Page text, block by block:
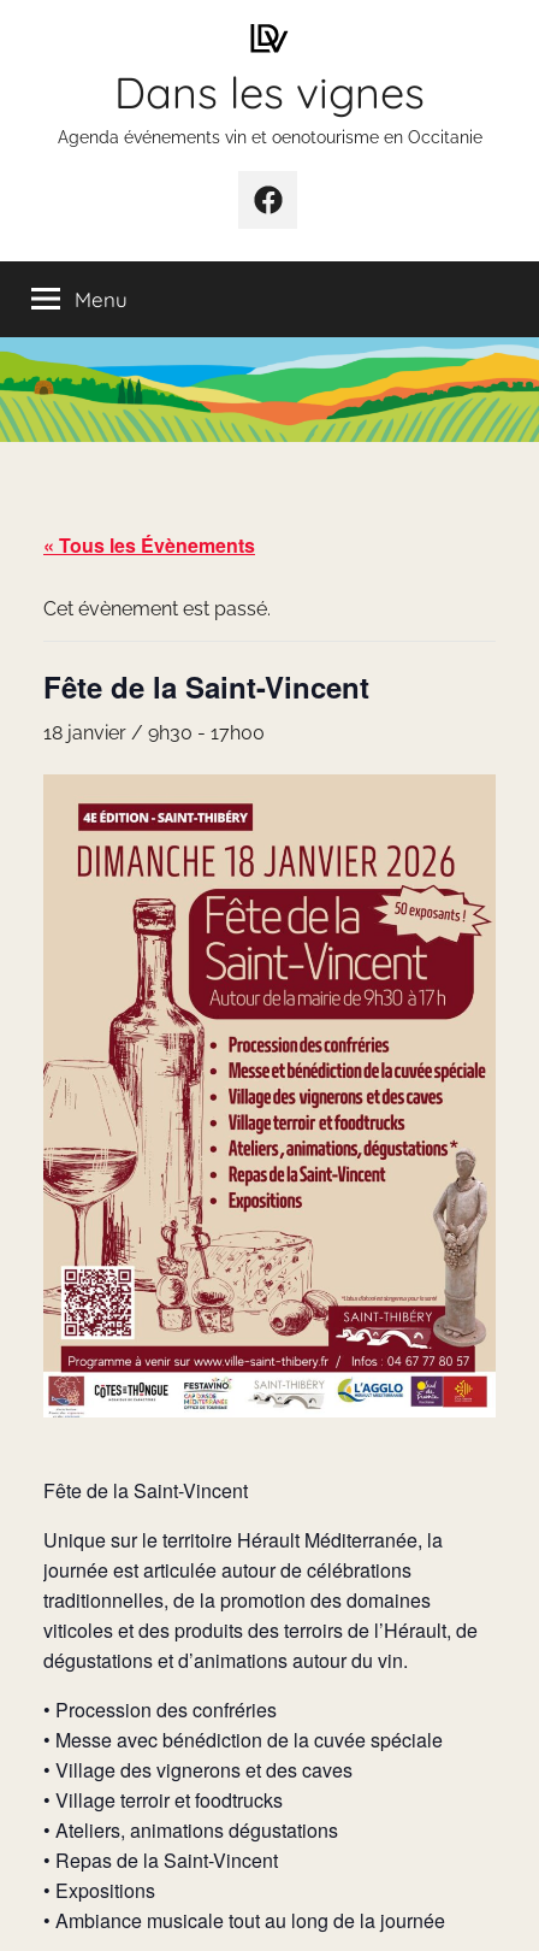
Dans les vignes
Agenda événements vin et oenotourisme en Occitanie
Élément
menu
Menu
« Tous les Évènements
Cet évènement est passé.
Fête de la Saint-Vincent
18 janvier / 9h30 - 17h00
Fête de la Saint-Vincent
Unique sur le territoire Hérault Méditerranée, la
journée est articulée autour de célébrations
traditionnelles, de la promotion des domaines
viticoles et des produits des terroirs de l’Hérault, de
dégustations et d’animations autour du vin.
• Procession des confréries
• Messe avec bénédiction de la cuvée spéciale
• Village des vignerons et des caves
• Village terroir et foodtrucks
• Ateliers, animations dégustations
• Repas de la Saint-Vincent
• Expositions
• Ambiance musicale tout au long de la journée